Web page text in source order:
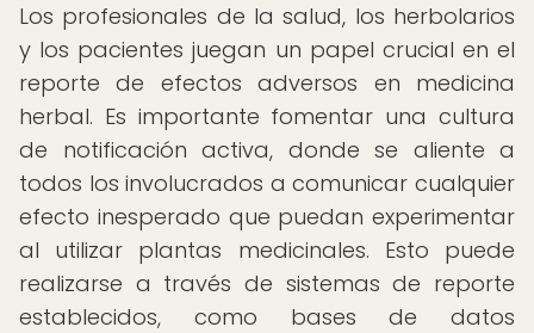
Los profesionales de la salud, los herbolarios
y los pacientes juegan un papel crucial en el
reporte de efectos adversos en medicina
herbal. Es importante fomentar una cultura
de notificación activa, donde se aliente a
todos los involucrados a comunicar cualquier
efecto inesperado que puedan experimentar
al utilizar plantas medicinales. Esto puede
realizarse a través de sistemas de reporte
establecidos, como bases de datos